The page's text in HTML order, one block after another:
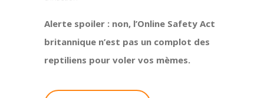
Alerte spoiler : non, l’Online Safety Act
britannique n’est pas un complot des
reptiliens pour voler vos mèmes.